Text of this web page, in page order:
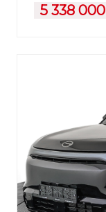
5 338